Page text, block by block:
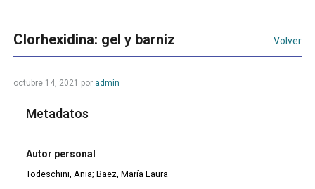
Clorhexidina: gel y barniz Volver
octubre 14, 2021 por admin
Metadatos
Autor personal
Todeschini, Ania; Baez, María Laura